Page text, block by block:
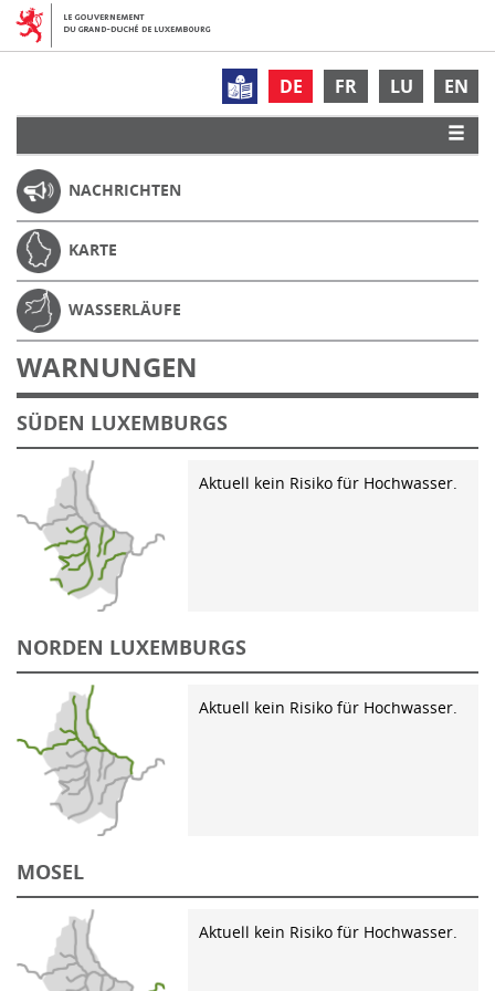
DE FR LU EN
NACHRICHTEN
KARTE
WASSERLÄUFE
WARNUNGEN
SÜDEN LUXEMBURGS
Aktuell kein Risiko für Hochwasser.
NORDEN LUXEMBURGS
Aktuell kein Risiko für Hochwasser.
MOSEL
Aktuell kein Risiko für Hochwasser.